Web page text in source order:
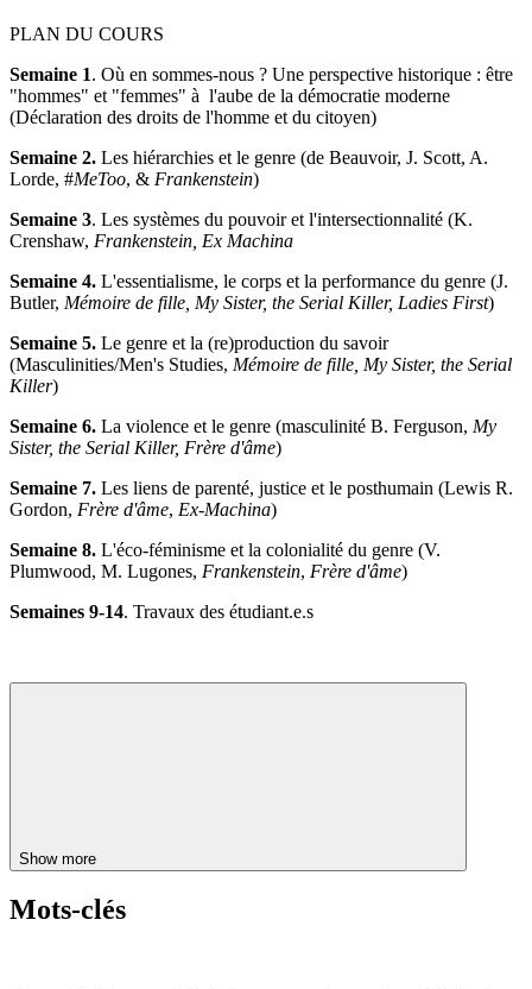
PLAN DU COURS
Semaine 1. Où en sommes-nous ? Une perspective historique : être
"hommes" et "femmes" à l'aube de la démocratie moderne
(Déclaration des droits de l'homme et du citoyen)
Semaine 2. Les hiérarchies et le genre (de Beauvoir, J. Scott, A.
Lorde, #MeToo, & Frankenstein)
Semaine 3. Les systèmes du pouvoir et l'intersectionnalité (K.
Crenshaw, Frankenstein, Ex Machina
Semaine 4. L'essentialisme, le corps et la performance du genre (J.
Butler, Mémoire de fille, My Sister, the Serial Killer, Ladies First)
Semaine 5. Le genre et la (re)production du savoir
(Masculinities/Men's Studies, Mémoire de fille, My Sister, the Serial
Killer)
Semaine 6. La violence et le genre (masculinité B. Ferguson, My
Sister, the Serial Killer, Frère d'âme)
Semaine 7. Les liens de parenté, justice et le posthumain (Lewis R.
Gordon, Frère d'âme, Ex-Machina)
Semaine 8. L'éco-féminisme et la colonialité du genre (V.
Plumwood, M. Lugones, Frankenstein, Frère d'âme)
Semaines 9-14. Travaux des étudiant.e.s
Show more
Mots-clés